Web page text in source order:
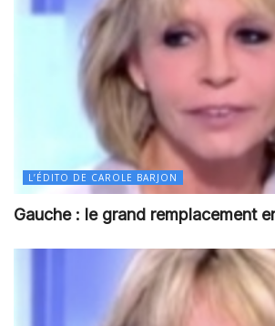
L’ÉDITO DE CAROLE BARJON
Gauche : le grand remplacement